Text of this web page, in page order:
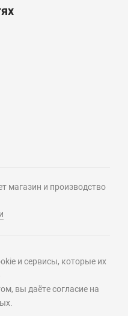
магазин и производство
и сервисы, которые их
вы даёте согласие на